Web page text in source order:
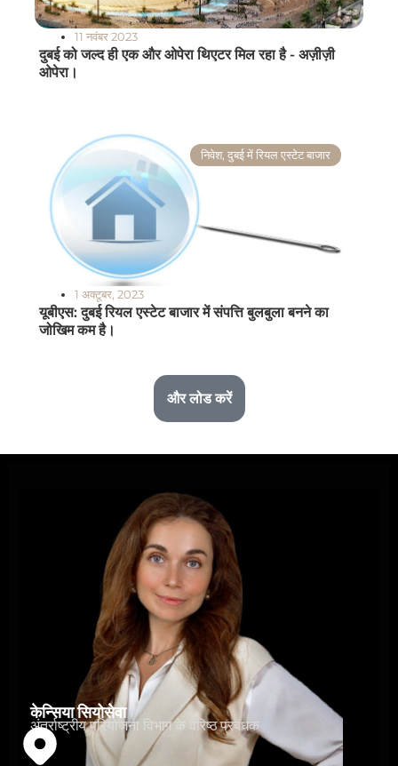
11 नवंबर 2023
दुबई को जल्द ही एक और ओपेरा थिएटर मिल रहा है - अज़ीज़ी
ओपेरा।
निवेश, दुबई में रियल एस्टेट बाजार
1 अक्टूबर, 2023
यूबीएस: दुबई रियल एस्टेट बाजार में संपत्ति बुलबुला बनने का
जोखिम कम है।
और लोड करें
केन्सिया सियोसेवा
अंतर्राष्ट्रीय परियोजना विभाग के वरिष्ठ प्रबंधक